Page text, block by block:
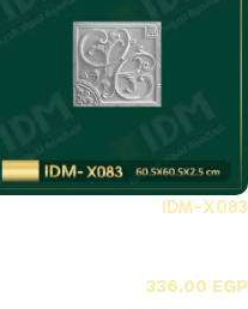
IDM-X083
336.00 EGP